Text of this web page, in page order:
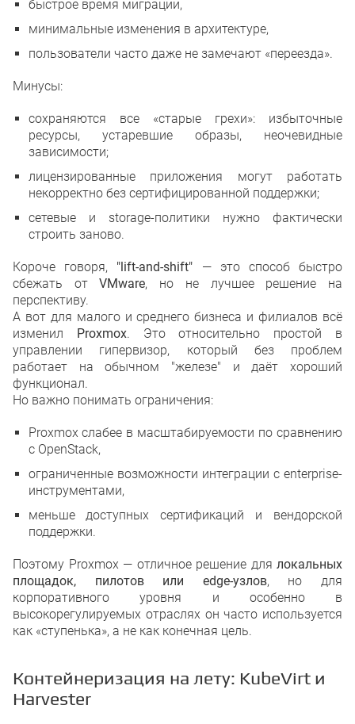
быстрое время миграции,
минимальные изменения в архитектуре,
пользователи часто даже не замечают «переезда».
Минусы:
сохраняются все «старые грехи»: избыточные
ресурсы, устаревшие образы, неочевидные
зависимости;
лицензированные приложения могут работать
некорректно без сертифицированной поддержки;
сетевые и storage-политики нужно фактически
строить заново.
Короче говоря, "lift-and-shift" — это способ быстро
сбежать отVMware, но не лучшее решение на
перспективу.
А вот для малого и среднего бизнеса и филиалов всё
изменил
Proxmox. Это относительно простой в
управлении гипервизор, который без проблем
работает на обычном "железе" и даёт хороший
функционал.
Но важно понимать ограничения:
Proxmox слабее в масштабируемости по сравнению
с OpenStack,
ограниченные возможности интеграции с enterprise-
инструментами,
меньше доступных сертификаций и вендорской
поддержки.
Поэтому Proxmox — отличное решение для локальных
площадок, пилотов или edge-узлов, но для
корпоративного уровня и особенно в
высокорегулируемых отраслях он часто используется
как «ступенька», а не как конечная цель.
Контейнеризация на лету: KubeVirt и
Harvester